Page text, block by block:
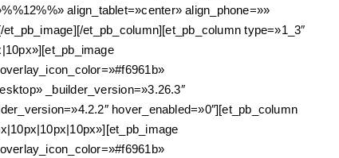
align_tablet=»center» align_phone=»»
et_pb_column][et_pb_column type=»1_3″
_builder_version=»3.26.3″
hover_enabled=»0″][et_pb_column